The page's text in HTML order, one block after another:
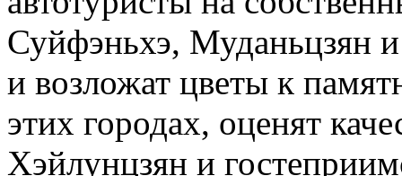
Суйфэньхэ, Муданьцзян
и возложат цветы к
этих городах, оценят
Хэйлунцзян и